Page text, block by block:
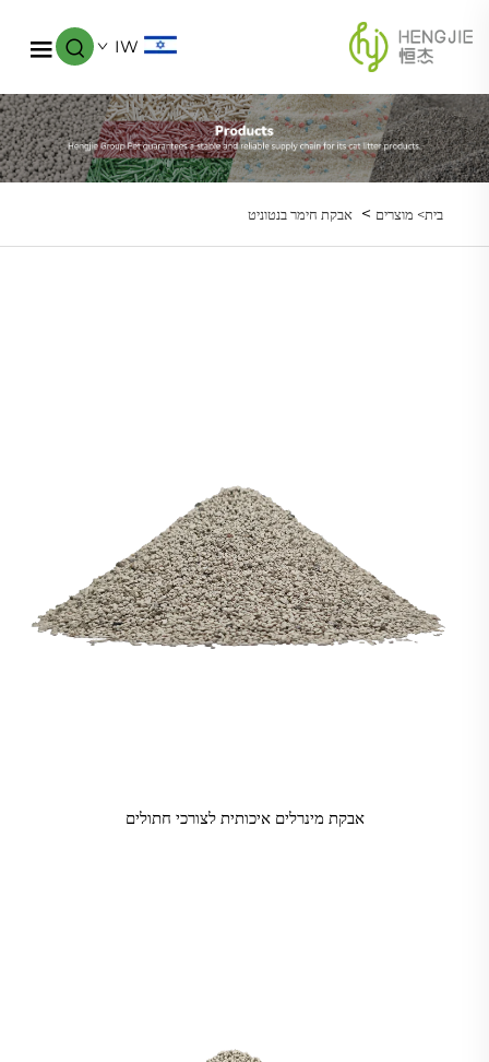
IW
בית> מוצרים > אבקת חימר בנטוניט
אבקת מינרלים איכותית לצורכי חתולים